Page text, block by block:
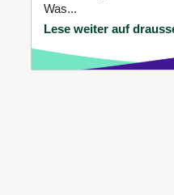
Was...
Lese weiter auf